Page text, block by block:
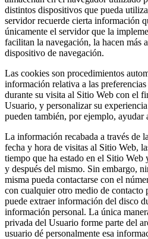
distintos dispositivos que pueda
servidor recuerde cierta información
únicamente el servidor que la
facilitan la navegación, la hacen más
dispositivo de navegación.
Las cookies son procedimientos
información relativa a las
durante su visita al Sitio Web con el
Usuario, y personalizar su
pueden también, por ejemplo,
La información recabada a través de
fecha y hora de visitas al Sitio Web,
tiempo que ha estado en el Sitio Web
y después del mismo. Sin embargo,
misma pueda contactarse con el
con cualquier otro medio de contacto
puede extraer información del disco
información personal. La única
privada del Usuario forme parte del
usuario dé personalmente esa